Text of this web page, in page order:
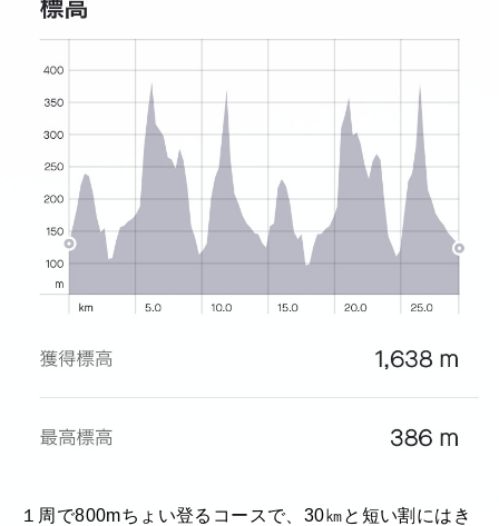
１周で800mちょい登るコースで、30㎞と短い割にはき